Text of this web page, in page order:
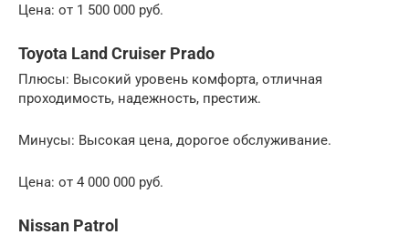
Цена: от 1 500 000 руб.
Toyota Land Cruiser Prado
Плюсы: Высокий уровень комфорта, отличная
проходимость, надежность, престиж.
Минусы: Высокая цена, дорогое обслуживание.
Цена: от 4 000 000 руб.
Nissan Patrol